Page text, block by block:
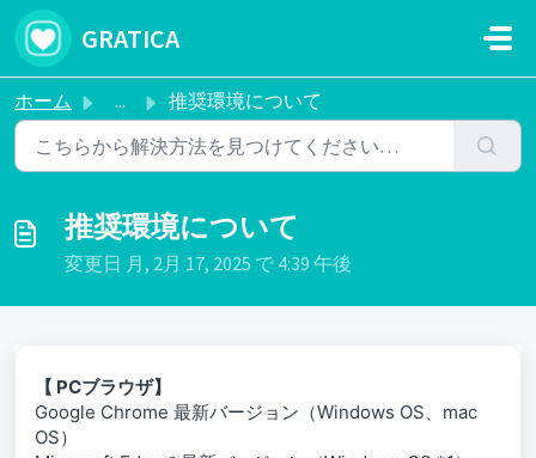
GRATICA
ホーム ... 推奨環境について
推奨環境について
変更日 月, 2月 17, 2025 で 4:39 午後
【 PCブラウザ】
Google Chrome 最新バージョン（Windows OS、mac
OS）